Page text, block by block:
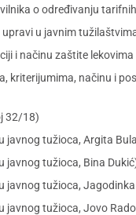
o određivanju
u javnim
i načinu zaštite lekovima
kriterijumima, načinu i
32/18)
javnog tužioca, Argita
javnog tužioca, Bina
javnog tužioca,
javnog tužioca, Jovo